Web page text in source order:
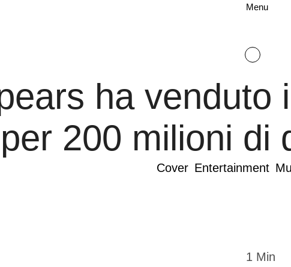
Menu
ha venduto
200 milioni di
Cover Entertainment
1 Min